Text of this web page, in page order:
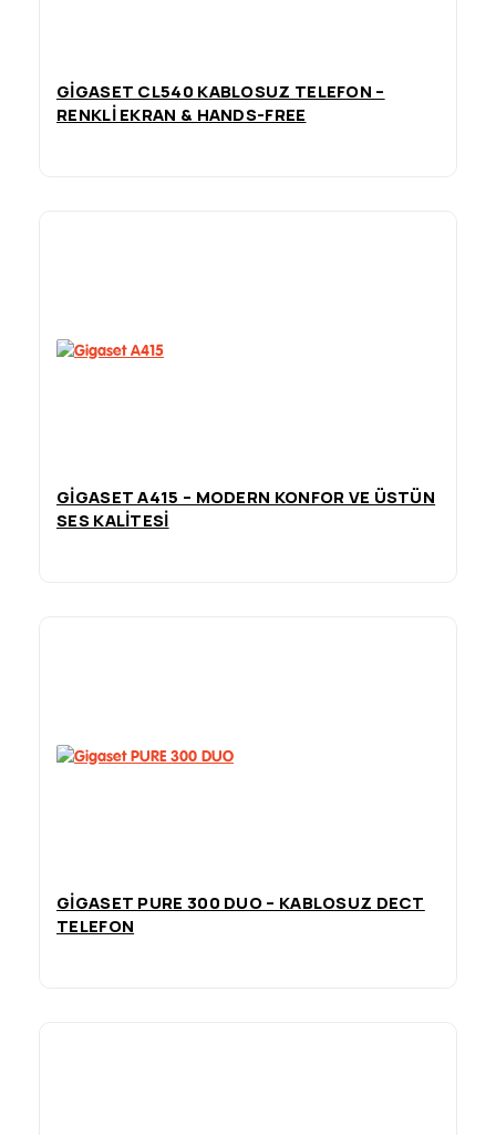
GIGASET CL540 KABLOSUZ TELEFON –
RENKLI EKRAN & HANDS-FREE
GIGASET A415 – MODERN KONFOR VE ÜSTÜN
SES KALITESI
GIGASET PURE 300 DUO – KABLOSUZ DECT
TELEFON